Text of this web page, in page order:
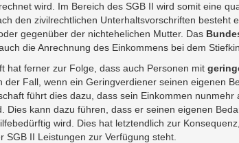
wird. Im Bereich des SGB II wird somit eine
den zivilrechtlichen Unterhaltsvorschriften besteht
gegenüber der nichtehelichen Mutter. Das
die Anrechnung des Einkommens bei dem
hat ferner zur Folge, dass auch Personen mit
der Fall, wenn ein Geringverdiener seinen eigenen
führt dies dazu, dass sein Einkommen
Dies kann dazu führen, dass er seinen eigenen
wird. Dies hat letztendlich zur
II Leistungen zur Verfügung steht.